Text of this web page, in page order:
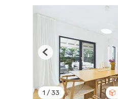
1 / 33
Previous